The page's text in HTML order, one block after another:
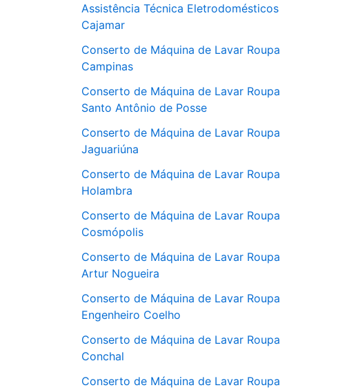
Assistência Técnica Eletrodomésticos
Cajamar
Conserto de Máquina de Lavar Roupa
Campinas
Conserto de Máquina de Lavar Roupa
Santo Antônio de Posse
Conserto de Máquina de Lavar Roupa
Jaguariúna
Conserto de Máquina de Lavar Roupa
Holambra
Conserto de Máquina de Lavar Roupa
Cosmópolis
Conserto de Máquina de Lavar Roupa
Artur Nogueira
Conserto de Máquina de Lavar Roupa
Engenheiro Coelho
Conserto de Máquina de Lavar Roupa
Conchal
Conserto de Máquina de Lavar Roupa